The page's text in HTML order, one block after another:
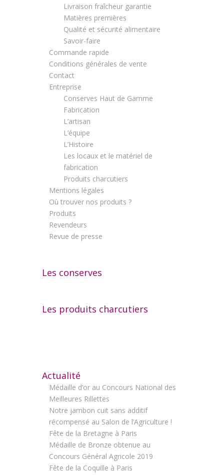
Livraison fraîcheur garantie
Matières premières
Qualité et sécurité alimentaire
Savoir-faire
Commande rapide
Conditions générales de vente
Contact
Entreprise
Conserves Haut de Gamme
Fabrication
L’artisan
L’équipe
L’Histoire
Les locaux et le matériel de
fabrication
Produits charcutiers
Mentions légales
Où trouver nos produits ?
Produits
Revendeurs
Revue de presse
Les conserves
Les produits charcutiers
Actualité
Médaille d’or au Concours National des
Meilleures Rillettes
Notre jambon cuit sans additif
récompensé au Salon de l’Agriculture !
Fête de la Bretagne à Paris
Médaille de Bronze obtenue au
Concours Général Agricole 2019
Fête de la Coquille à Paris